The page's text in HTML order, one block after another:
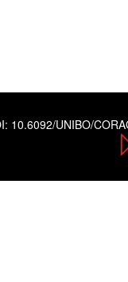
10.6092/UNIBO/